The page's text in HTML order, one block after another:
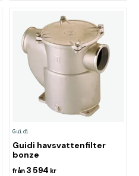
Guidi
Guidi havsvattenfilter
bonze
från 3 594 kr